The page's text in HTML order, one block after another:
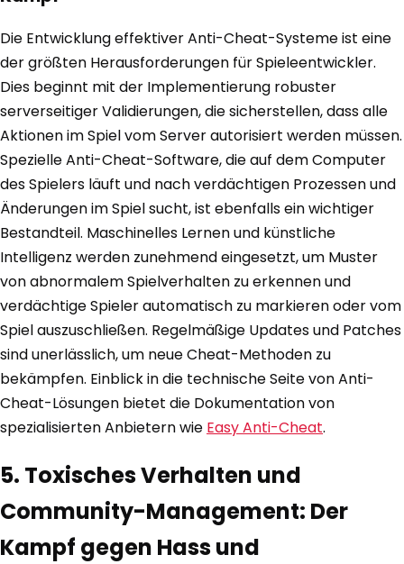
Die Entwicklung effektiver Anti-Cheat-Systeme ist eine
der größten Herausforderungen für Spieleentwickler.
Dies beginnt mit der Implementierung robuster
serverseitiger Validierungen, die sicherstellen, dass alle
Aktionen im Spiel vom Server autorisiert werden müssen.
Spezielle Anti-Cheat-Software, die auf dem Computer
des Spielers läuft und nach verdächtigen Prozessen und
Änderungen im Spiel sucht, ist ebenfalls ein wichtiger
Bestandteil. Maschinelles Lernen und künstliche
Intelligenz werden zunehmend eingesetzt, um Muster
von abnormalem Spielverhalten zu erkennen und
verdächtige Spieler automatisch zu markieren oder vom
Spiel auszuschließen. Regelmäßige Updates und Patches
sind unerlässlich, um neue Cheat-Methoden zu
bekämpfen. Einblick in die technische Seite von Anti-
Cheat-Lösungen bietet die Dokumentation von
spezialisierten Anbietern wie Easy Anti-Cheat.
5. Toxisches Verhalten und
Community-Management: Der
Kampf gegen Hass und